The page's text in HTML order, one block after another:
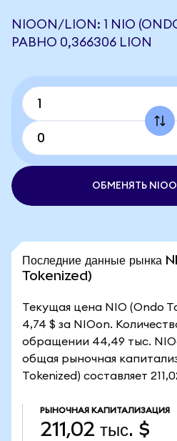
NIOON/LION: 1 NIO
РАВНО 0,366306 LION
ОБМЕНЯТЬ
Последние данные рынка
Tokenized)
Текущая цена NIO (Ondo
4,74 $ за NIOon.
обращении 44,49 тыс.
общая рыночная
Tokenized) составляет
РЫНОЧНАЯ КАПИТАЛИЗАЦИЯ
211,02 тыс. $